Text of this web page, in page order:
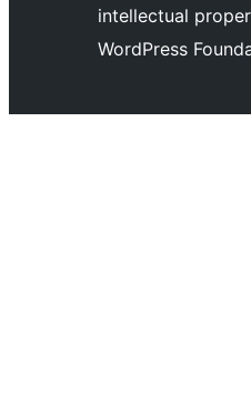
intellectual
WordPress